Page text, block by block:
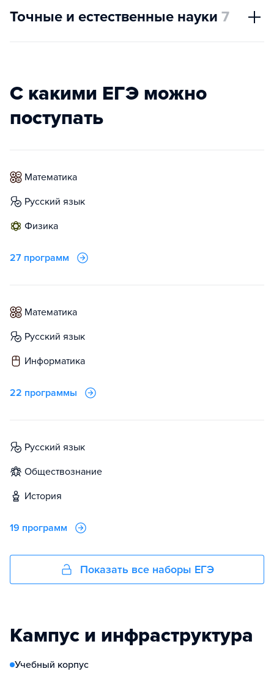
Точные и естественные науки 7
С какими ЕГЭ можно
поступать
математика
русский язык
физика
27 программ
математика
русский язык
информатика
22 программы
русский язык
обществознание
история
19 программ
Показать все наборы ЕГЭ
Кампус и инфраструктура
Учебный корпус